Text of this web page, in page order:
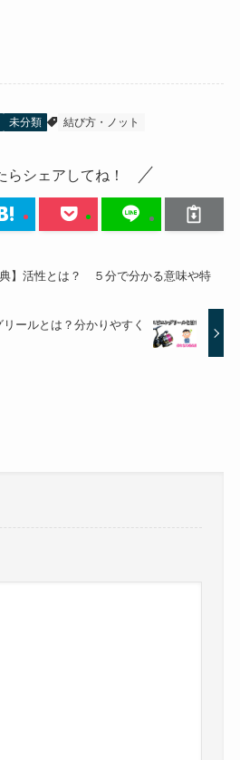
未分類 結び方・ノット
らシェアしてね！
典】活性とは？ ５分で分かる意味や特
ールとは？分かりやすく